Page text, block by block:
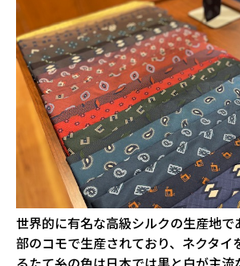
世界的に有名な高級シルクの生産地で
部のコモで生産されており、ネクタイ